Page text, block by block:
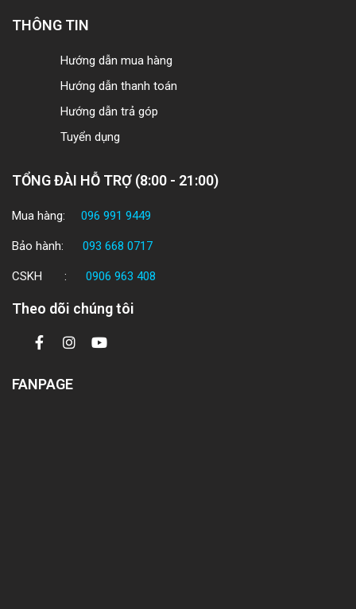
THÔNG TIN
Hướng dẫn mua hàng
Hướng dẫn thanh toán
Hướng dẫn trả góp
Tuyển dụng
TỔNG ĐÀI HỖ TRỢ (8:00 - 21:00)
Mua hàng: 096 991 9449
Bảo hành: 093 668 0717
CSKH : 0906 963 408
Theo dõi chúng tôi
FANPAGE